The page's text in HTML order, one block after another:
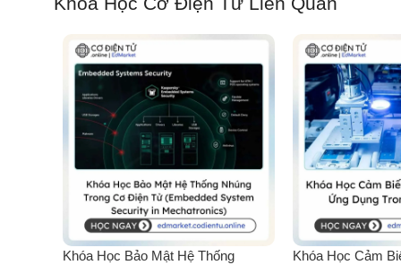
Khóa Học Bảo Mật Hệ Thống
Khóa Học Cảm